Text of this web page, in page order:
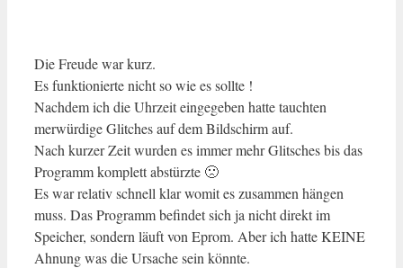
Die Freude war kurz.
Es funktionierte nicht so wie es sollte !
Nachdem ich die Uhrzeit eingegeben hatte tauchten
merwürdige Glitches auf dem Bildschirm auf.
Nach kurzer Zeit wurden es immer mehr Glitsches bis das
Programm komplett abstürzte 🙁
Es war relativ schnell klar womit es zusammen hängen
muss. Das Programm befindet sich ja nicht direkt im
Speicher, sondern läuft von Eprom. Aber ich hatte KEINE
Ahnung was die Ursache sein könnte.